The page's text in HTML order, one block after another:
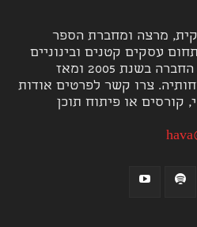
מרצה ומחברת הספר
עסקים קטנים ובינוניים
בישראל. חוה הקימה את החברה בשנת 2005 ומאז
צרו קשר לפרטים אודות
קורסים או פיתוח תוכן